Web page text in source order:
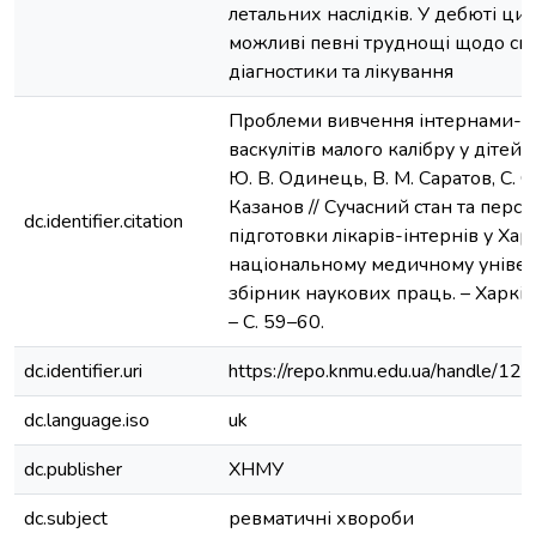
летальних наслідків. У дебюті
можливі певні труднощі щодо
діагностики та лікування
dc.identifier.citation
Проблеми вивчення інтернами-
васкулітів малого калібру у дітей
Ю. В. Одинець, В. М. Саратов, С.
Казанов // Сучасний стан та
підготовки лікарів-інтернів у
національному медичному
збірник наукових праць. –
– С. 59–60.
dc.identifier.uri
https://repo.knmu.edu.ua/handle/
dc.language.iso
uk
dc.publisher
ХНМУ
dc.subject
ревматичні хвороби